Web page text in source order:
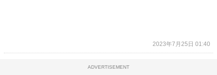
2023年7月25日 01:40
ADVERTISEMENT